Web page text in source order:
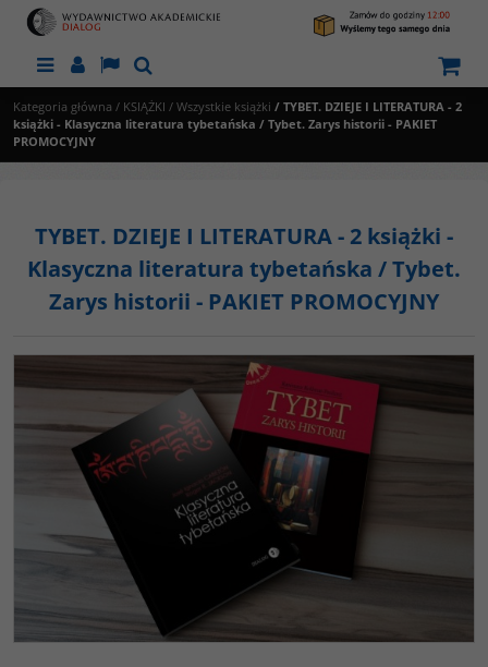
MenuPanelLangSzukaj
Kategoria główna / KSIĄŻKI / Wszystkie książki / TYBET. DZIEJE I LITERATURA - 2
książki - Klasyczna literatura tybetańska / Tybet. Zarys historii - PAKIET
PROMOCYJNY
TYBET. DZIEJE I LITERATURA - 2 książki -
Klasyczna literatura tybetańska / Tybet.
Zarys historii - PAKIET PROMOCYJNY